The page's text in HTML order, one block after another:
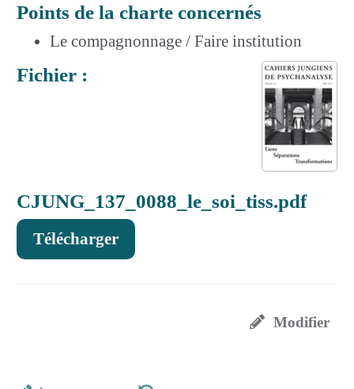
Points de la charte concernés
Le compagnonnage / Faire institution
Fichier :
CJUNG_137_0088_le_soi_tiss.pdf
Télécharger
Modifier